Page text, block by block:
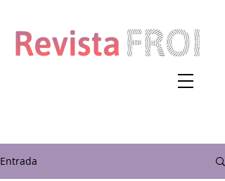
Entrada